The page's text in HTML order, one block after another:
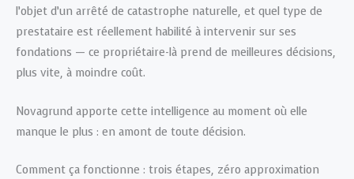
l’objet d’un arrêté de catastrophe naturelle, et quel type de
prestataire est réellement habilité à intervenir sur ses
fondations — ce propriétaire-là prend de meilleures décisions,
plus vite, à moindre coût.
Novagrund apporte cette intelligence au moment où elle
manque le plus : en amont de toute décision.
Comment ça fonctionne : trois étapes, zéro approximation